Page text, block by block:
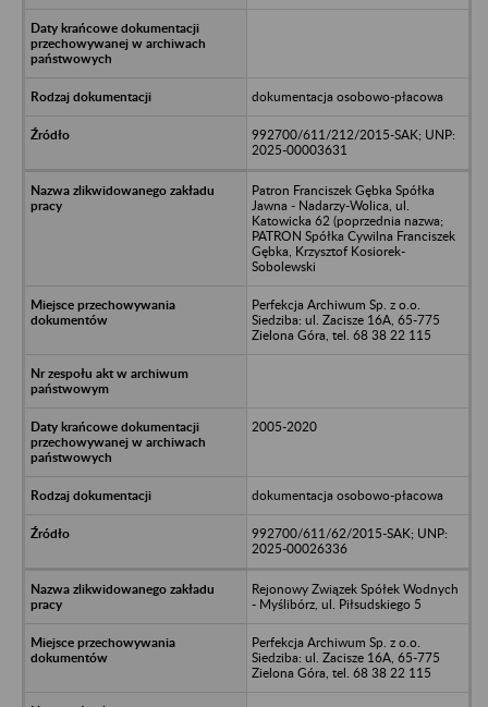
dokumentacja osobowo-płacowa
992700/611/212/2015-SAK; UNP:
2025-00003631
Patron Franciszek Gębka Spółka
Jawna - Nadarzy-Wolica, ul.
Katowicka 62 (poprzednia nazwa;
PATRON Spółka Cywilna Franciszek
Gębka, Krzysztof Kosiorek-
Sobolewski
Perfekcja Archiwum Sp. z o.o.
Siedziba: ul. Zacisze 16A, 65-775
Zielona Góra, tel. 68 38 22 115
2005-2020
dokumentacja osobowo-płacowa
992700/611/62/2015-SAK; UNP:
2025-00026336
Rejonowy Związek Spółek Wodnych
- Myślibórz, ul. Piłsudskiego 5
Perfekcja Archiwum Sp. z o.o.
Siedziba: ul. Zacisze 16A, 65-775
Zielona Góra, tel. 68 38 22 115